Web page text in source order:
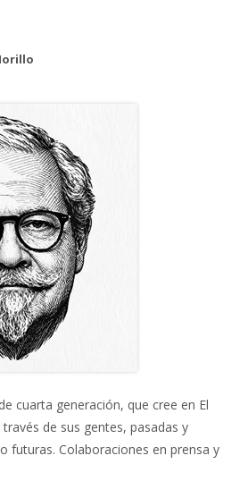
cuarta generación, que cree en El
de sus gentes, pasadas y
futuras. Colaboraciones en prensa y